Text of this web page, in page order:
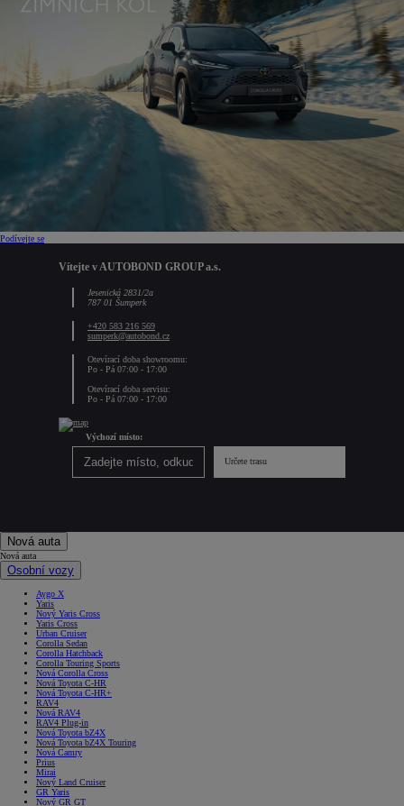
Podívejte se
Vítejte v AUTOBOND GROUP a.s.
Jesenická 2831/2a
787 01 Šumperk
+420 583 216 569
sumperk@autobond.cz
Otevírací doba showroomu:
Po - Pá 07:00 - 17:00
Otevírací doba servisu:
Po - Pá 07:00 - 17:00
Výchozí místo:
Určete trasu
Nová auta
Nová auta
Osobní vozy
Aygo X
Yaris
Nový Yaris Cross
Yaris Cross
Urban Cruiser
Corolla Sedan
Corolla Hatchback
Corolla Touring Sports
Nová Corolla Cross
Nová Toyota C-HR
Nová Toyota C-HR+
RAV4
Nová RAV4
RAV4 Plug-in
Nová Toyota bZ4X
Nová Toyota bZ4X Touring
Nová Camry
Prius
Mirai
Nový Land Cruiser
GR Yaris
Nový GR GT